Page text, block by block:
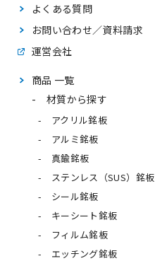
よくある質問
お問い合わせ／資料請求
運営会社
商品 一覧
材質から探す
アクリル銘板
アルミ銘板
真鍮銘板
ステンレス（SUS）銘板
シール銘板
キーシート銘板
フィルム銘板
エッチング銘板